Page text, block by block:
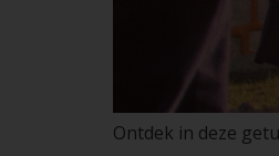
Ontdek in deze